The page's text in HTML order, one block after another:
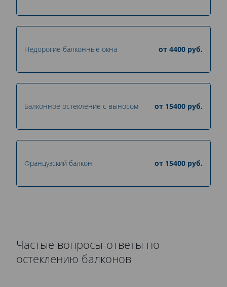
Недорогие балконные окна от 4400 руб.
Балконное остекление с выносом от 15400 руб.
Французский балкон от 15400 руб.
Частые вопросы-ответы по
остеклению балконов